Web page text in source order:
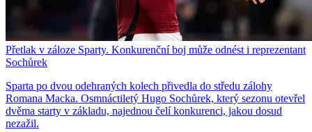
Přetlak v záloze Sparty. Konkurenční boj může odnést i reprezentant
Sochůrek
Sparta po dvou odehraných kolech přivedla do středu zálohy
Romana Macka. Osmnáctiletý Hugo Sochůrek, který sezonu otevřel
dvěma starty v základu, najednou čelí konkurenci, jakou dosud
nezažil.